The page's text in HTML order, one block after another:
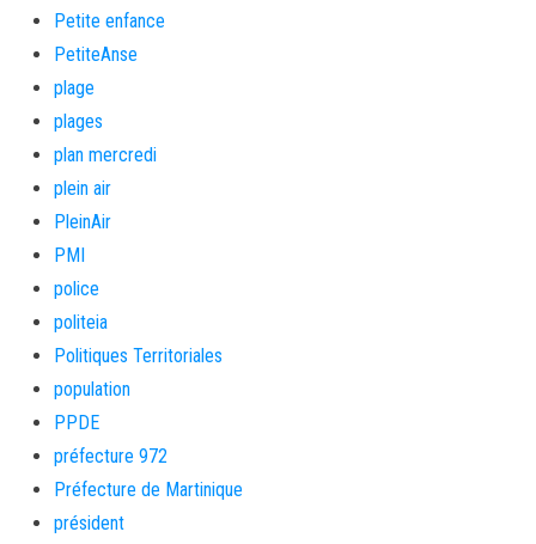
Petite enfance
PetiteAnse
plage
plages
plan mercredi
plein air
PleinAir
PMI
police
politeia
Politiques Territoriales
population
PPDE
préfecture 972
Préfecture de Martinique
président